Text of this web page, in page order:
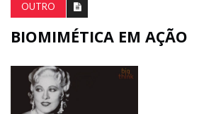
OUTRO
BIOMIMÉTICA EM AÇÃO